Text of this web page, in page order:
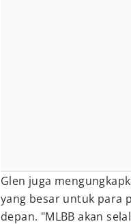
Glen juga
yang besar untuk para
depan. "MLBB akan